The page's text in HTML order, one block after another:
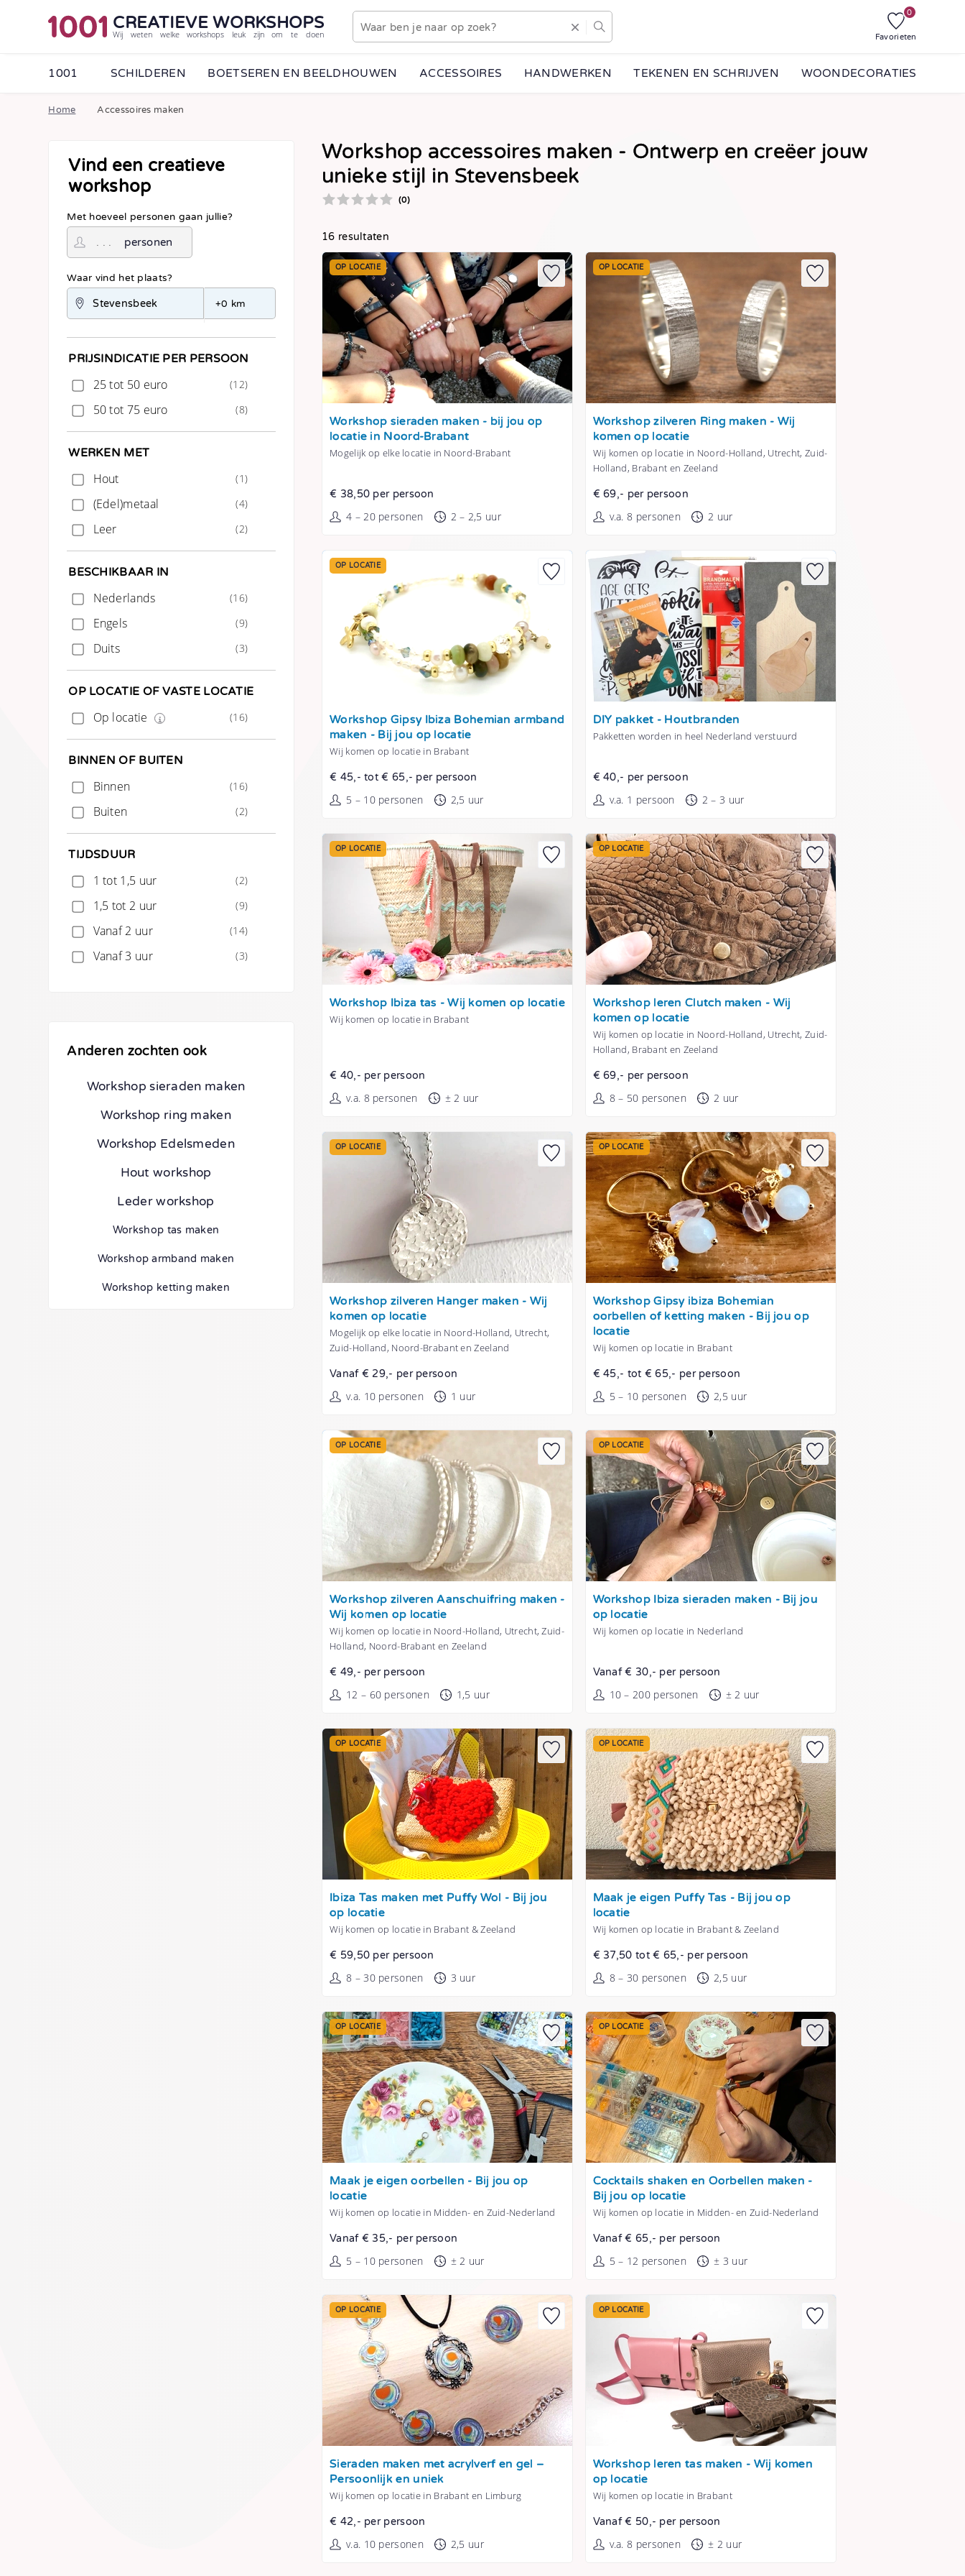
CREATIEVE WORKSHOPS
Wij weten welke workshops leuk zijn om te doen
0
Favorieten
1001 SCHILDEREN BOETSEREN EN BEELDHOUWEN ACCESSOIRES HANDWERKEN TEKENEN EN SCHRIJVEN WOONDECORATIES
Home Accessoires maken
Vind een creatieve
workshop
Met hoeveel personen gaan jullie?
personen
Waar vind het plaats?
PRIJSINDICATIE PER PERSOON
25 tot 50 euro (12)
50 tot 75 euro (8)
WERKEN MET
Hout (1)
(Edel)metaal (4)
Leer (2)
BESCHIKBAAR IN
Nederlands (16)
Engels (9)
Duits (3)
OP LOCATIE OF VASTE LOCATIE
Op locatie (16)
BINNEN OF BUITEN
Binnen (16)
Buiten (2)
TIJDSDUUR
1 tot 1,5 uur (2)
1,5 tot 2 uur (9)
Vanaf 2 uur (14)
Vanaf 3 uur (3)
Anderen zochten ook
Workshop sieraden maken
Workshop ring maken
Workshop Edelsmeden
Hout workshop
Leder workshop
Workshop tas maken
Workshop armband maken
Workshop ketting maken
Workshop accessoires maken - Ontwerp en creëer jouw
unieke stijl in Stevensbeek
(0)
16 resultaten
Tonen
OP LOCATIE
Workshop sieraden maken - bij jou op
locatie in Noord-Brabant
Mogelijk op elke locatie in Noord-Brabant
€ 38,50 per persoon
4 – 20 personen 2 – 2,5 uur
Tonen
OP LOCATIE
Workshop zilveren Ring maken - Wij
komen op locatie
Wij komen op locatie in Noord-Holland, Utrecht, Zuid-
Holland, Brabant en Zeeland
€ 69,- per persoon
v.a. 8 personen 2 uur
Tonen
OP LOCATIE
Workshop Gipsy Ibiza Bohemian armband
maken - Bij jou op locatie
Wij komen op locatie in Brabant
€ 45,- tot € 65,- per persoon
5 – 10 personen 2,5 uur
Tonen
DIY pakket - Houtbranden
Pakketten worden in heel Nederland verstuurd
€ 40,- per persoon
v.a. 1 persoon 2 – 3 uur
Tonen
OP LOCATIE
Workshop Ibiza tas - Wij komen op locatie
Wij komen op locatie in Brabant
€ 40,- per persoon
v.a. 8 personen ± 2 uur
Tonen
OP LOCATIE
Workshop leren Clutch maken - Wij
komen op locatie
Wij komen op locatie in Noord-Holland, Utrecht, Zuid-
Holland, Brabant en Zeeland
€ 69,- per persoon
8 – 50 personen 2 uur
Tonen
OP LOCATIE
Workshop zilveren Hanger maken - Wij
komen op locatie
Mogelijk op elke locatie in Noord-Holland, Utrecht,
Zuid-Holland, Noord-Brabant en Zeeland
Vanaf € 29,- per persoon
v.a. 10 personen 1 uur
Tonen
OP LOCATIE
Workshop Gipsy ibiza Bohemian
oorbellen of ketting maken - Bij jou op
locatie
Wij komen op locatie in Brabant
€ 45,- tot € 65,- per persoon
5 – 10 personen 2,5 uur
Tonen
OP LOCATIE
Workshop zilveren Aanschuifring maken -
Wij komen op locatie
Wij komen op locatie in Noord-Holland, Utrecht, Zuid-
Holland, Noord-Brabant en Zeeland
€ 49,- per persoon
12 – 60 personen 1,5 uur
Tonen
OP LOCATIE
Workshop Ibiza sieraden maken - Bij jou
op locatie
Wij komen op locatie in Nederland
Vanaf € 30,- per persoon
10 – 200 personen ± 2 uur
Tonen
OP LOCATIE
Ibiza Tas maken met Puffy Wol - Bij jou
op locatie
Wij komen op locatie in Brabant & Zeeland
€ 59,50 per persoon
8 – 30 personen 3 uur
Tonen
OP LOCATIE
Maak je eigen Puffy Tas - Bij jou op
locatie
Wij komen op locatie in Brabant & Zeeland
€ 37,50 tot € 65,- per persoon
8 – 30 personen 2,5 uur
Tonen
OP LOCATIE
Maak je eigen oorbellen - Bij jou op
locatie
Wij komen op locatie in Midden- en Zuid-Nederland
Vanaf € 35,- per persoon
5 – 10 personen ± 2 uur
Tonen
OP LOCATIE
Cocktails shaken en Oorbellen maken -
Bij jou op locatie
Wij komen op locatie in Midden- en Zuid-Nederland
Vanaf € 65,- per persoon
5 – 12 personen ± 3 uur
Tonen
OP LOCATIE
Sieraden maken met acrylverf en gel –
Persoonlijk en uniek
Wij komen op locatie in Brabant en Limburg
€ 42,- per persoon
v.a. 10 personen 2,5 uur
Tonen
OP LOCATIE
Workshop leren tas maken - Wij komen
op locatie
Wij komen op locatie in Brabant
Vanaf € 50,- per persoon
v.a. 8 personen ± 2 uur